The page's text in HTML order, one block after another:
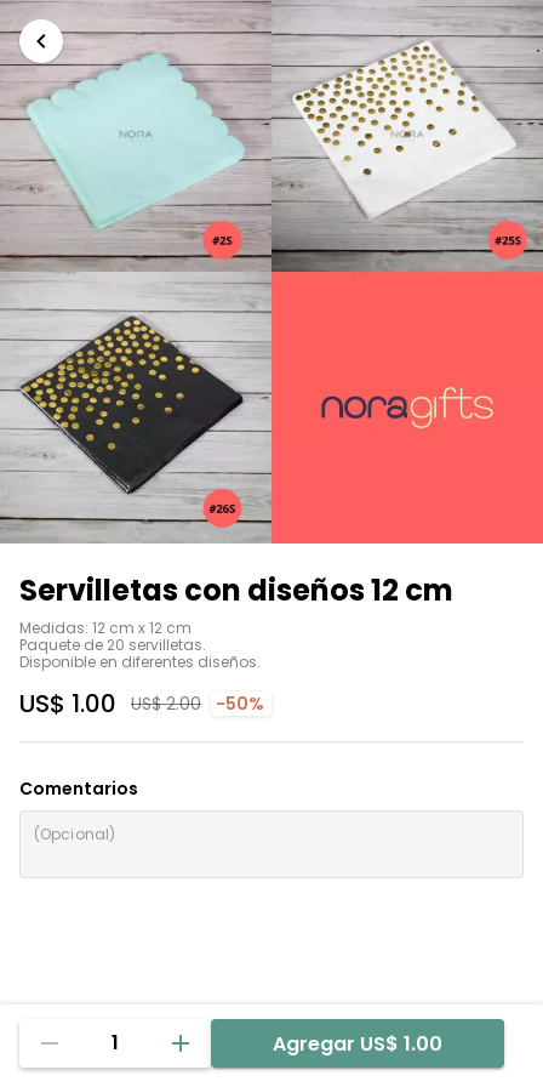
Servilletas con diseños 12 cm
Medidas: 12 cm x 12 cm
Paquete de 20 servilletas.
Disponible en diferentes diseños.
US$ 1.00 US$ 2.00 -50%
Comentarios
1 Agregar US$ 1.00